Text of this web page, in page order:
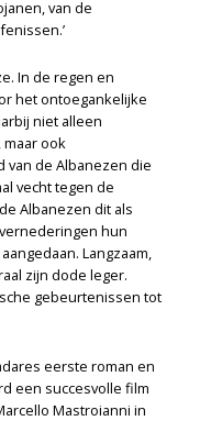
van de
In de regen en
het ontoegankelijke
niet alleen
ook
van de Alba­nezen die
vecht tegen de
Albanezen dit als
hun
Langzaam,
zijn dode leger.
gebeurtenissen tot
eerste roman en
een succesvolle film
Mastroianni in